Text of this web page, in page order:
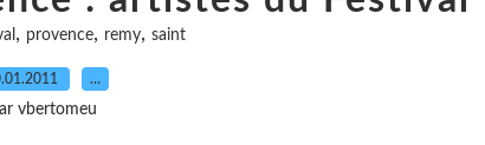
, provence, remy, saint
…
vbertomeu